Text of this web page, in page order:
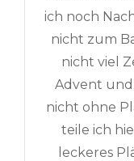
ich noch
nicht zum
nicht viel
Advent
nicht ohne
teile ich
leckeres